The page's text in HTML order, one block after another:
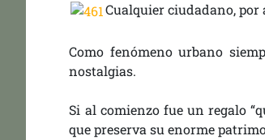
Cualquier ciudadano, por
Como fenómeno urbano
nostalgias.
Si al comienzo fue un regalo
que preserva su enorme